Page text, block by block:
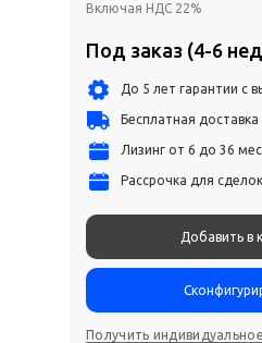
Под заказ (4-6
Включая НДС 22%
До 5 лет гарантии с
Получить
Бесплатная
Лизинг от 6 до 36
Рассрочка для
Добавить в